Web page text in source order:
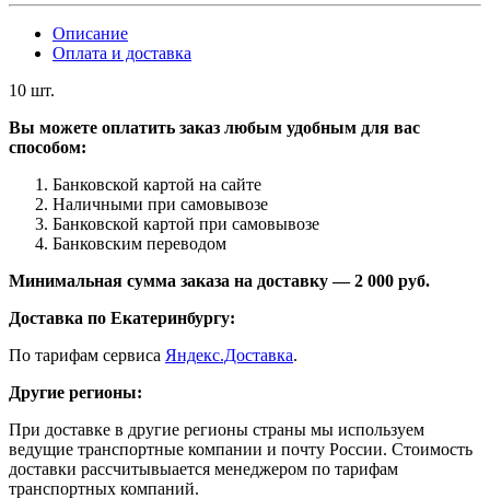
Описание
Оплата и доставка
10 шт.
Вы можете оплатить заказ любым удобным для вас
способом:
Банковской картой на сайте
Наличными при самовывозе
Банковской картой при самовывозе
Банковским переводом
Минимальная сумма заказа на доставку — 2 000 руб.
Доставка по Екатеринбургу:
По тарифам сервиса Яндекс.Доставка.
Другие регионы:
При доставке в другие регионы страны мы используем
ведущие транспортные компании и почту России. Стоимость
доставки рассчитывыается менеджером по тарифам
транспортных компаний.